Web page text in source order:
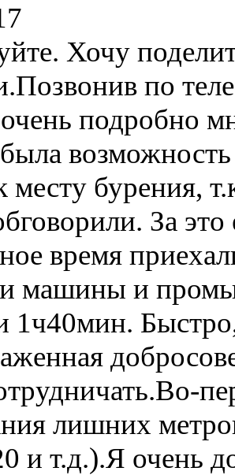
Хочу
по
подробно
месту бурения,
За
время
машины и
1ч40мин.
лишних
и т.д.).Я очень